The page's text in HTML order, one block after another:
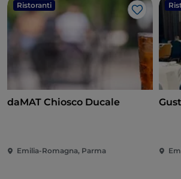
Ristoranti
Like
daMAT Chiosco Ducale
Emilia-Romagna, Parma